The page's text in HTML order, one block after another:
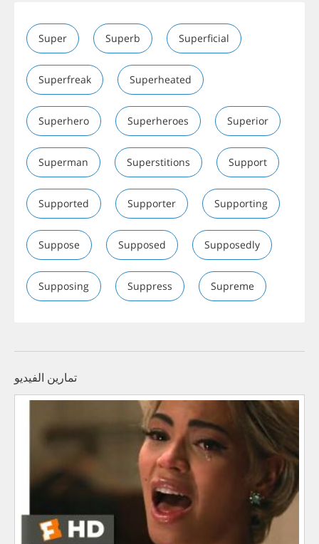
Super Superb Superficial
Superfreak Superheated
Superhero Superheroes Superior
Superman Superstitions Support
Supported Supporter Supporting
Suppose Supposed Supposedly
Supposing Suppress Supreme
تمارين الفيديو